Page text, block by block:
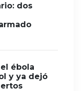
dos
ébola
y ya dejó